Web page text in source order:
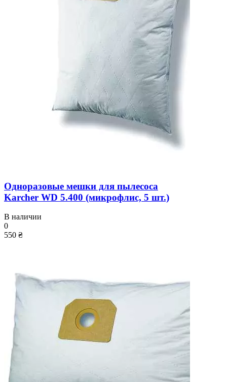
Одноразовые мешки для пылесоса
Karcher WD 5.400 (микрофлис, 5 шт.)
В наличии
0
550 ₴